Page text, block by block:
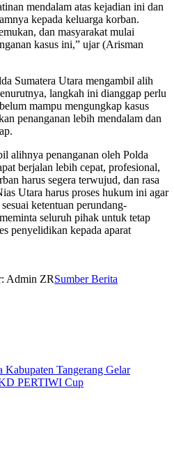
mendalam atas kejadian ini dan
kepada keluarga korban.
dan masyarakat mulai
kasus ini,” ujar (Arisman
Sumatera Utara mengambil alih
langkah ini dianggap perlu
mampu mengungkap kasus
penanganan lebih mendalam dan
alihnya penanganan oleh Polda
berjalan lebih cepat, profesional,
harus segera terwujud, dan rasa
Utara harus proses hukum ini agar
ketentuan perundang-
seluruh pihak untuk tetap
penyelidikan kepada aparat
Admin ZRSumber Berita
Tangerang Gelar
PERTIWI Cup